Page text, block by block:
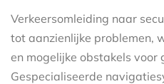
Verkeersomleiding naar
tot aanzienlijke problemen,
en mogelijke obstakels voor
Gespecialiseerde